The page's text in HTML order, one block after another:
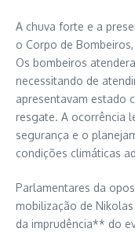
A chuva forte e a
o Corpo de
Os bombeiros
necessitando de
apresentavam estado
resgate. A ocorrência
segurança e o
condições climáticas
Parlamentares da
mobilização de
da imprudência** do